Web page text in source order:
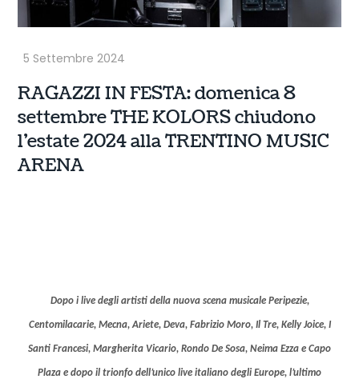
RAGAZZI IN FESTA: domenica 8
settembre THE KOLORS chiudono
l’estate 2024 alla TRENTINO MUSIC
ARENA
Dopo i live degli artisti della nuova scena musicale Peripezie,
Centomilacarie, Mecna, Ariete, Deva, Fabrizio Moro, Il Tre, Kelly Joice, I
Santi Francesi, Margherita Vicario, Rondo De Sosa, Neima Ezza e Capo
Plaza e dopo il trionfo dell’unico live italiano degli Europe, l’ultimo